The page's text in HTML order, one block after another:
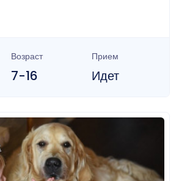
Возраст
7-16
Прием
Идет